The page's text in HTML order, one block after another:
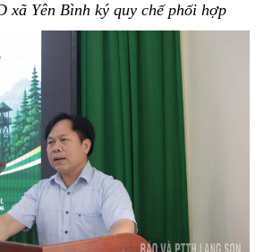
xã Yên Bình ký quy chế phối hợp